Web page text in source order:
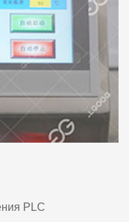
PLC